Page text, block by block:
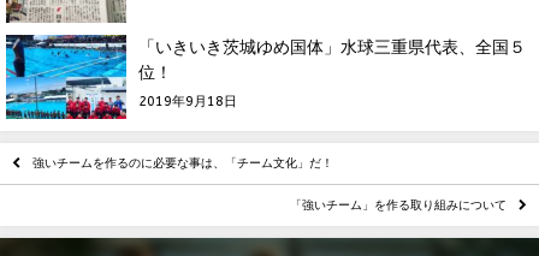
「いきいき茨城ゆめ国体」水球三重県代表、全国５
位！
2019年9月18日
強いチームを作るのに必要な事は、「チーム文化」だ！
「強いチーム」を作る取り組みについて